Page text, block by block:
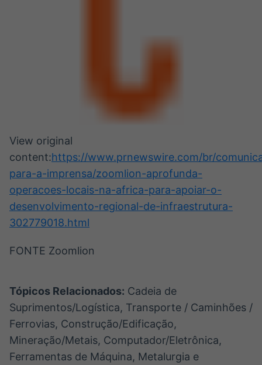
View original
content:https://www.prnewswire.com/br/
para-a-imprensa/zoomlion-aprofunda-
operacoes-locais-na-africa-para-apoiar-o-
desenvolvimento-regional-de-infraestrutura-
302779018.html
FONTE Zoomlion
Tópicos Relacionados: Cadeia de
Suprimentos/Logística, Transporte / Caminhões /
Ferrovias, Construção/Edificação,
Mineração/Metais, Computador/Eletrônica,
Ferramentas de Máquina, Metalurgia e